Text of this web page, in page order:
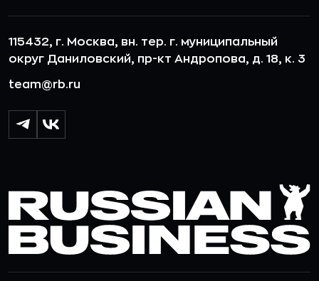
115432, г. Москва, вн. тер. г. муниципальный
округ Даниловский, пр-кт Андропова, д. 18, к. 3
team@rb.ru